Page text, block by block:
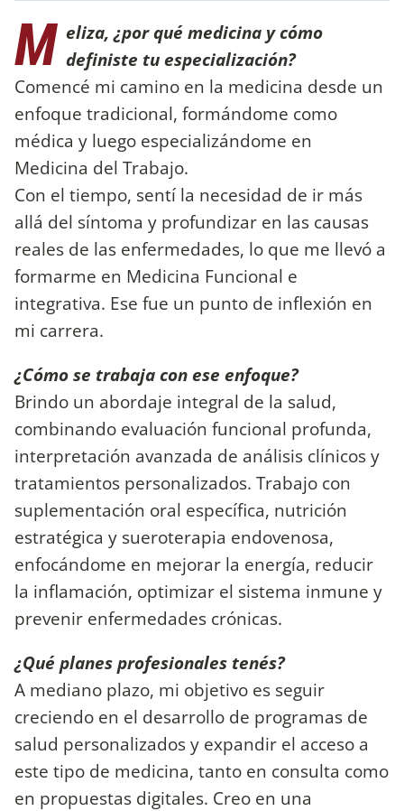
M eliza, ¿por qué medicina y cómo
definiste tu especialización?
Comencé mi camino en la medicina desde un
enfoque tradicional, formándome como
médica y luego especializándome en
Medicina del Trabajo.
Con el tiempo, sentí la necesidad de ir más
allá del síntoma y profundizar en las causas
reales de las enfermedades, lo que me llevó a
formarme en Medicina Funcional e
integrativa. Ese fue un punto de inflexión en
mi carrera.
¿Cómo se trabaja con ese enfoque?
Brindo un abordaje integral de la salud,
combinando evaluación funcional profunda,
interpretación avanzada de análisis clínicos y
tratamientos personalizados. Trabajo con
suplementación oral específica, nutrición
estratégica y sueroterapia endovenosa,
enfocándome en mejorar la energía, reducir
la inflamación, optimizar el sistema inmune y
prevenir enfermedades crónicas.
¿Qué planes profesionales tenés?
A mediano plazo, mi objetivo es seguir
creciendo en el desarrollo de programas de
salud personalizados y expandir el acceso a
este tipo de medicina, tanto en consulta como
en propuestas digitales. Creo en una